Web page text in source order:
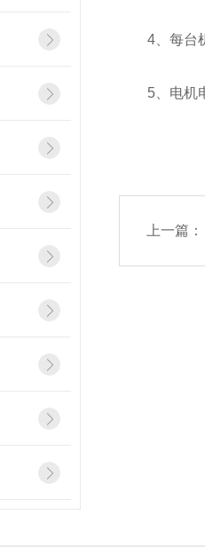
4、每台机
5、电机电
上一篇：